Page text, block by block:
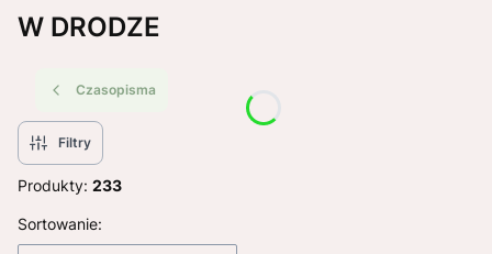
W DRODZE
Czasopisma
Filtry
Produkty: 233
Lista produktów
Sortowanie: